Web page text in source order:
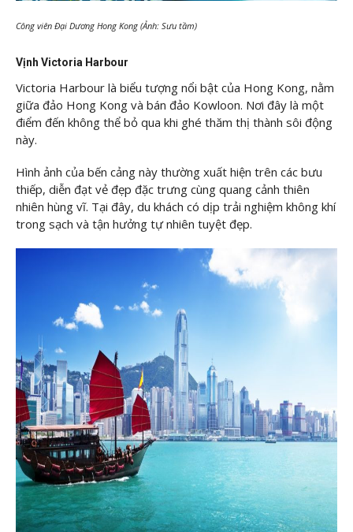
Công viên Đại Dương Hong Kong (Ảnh: Sưu tầm)
Vịnh Victoria Harbour
Victoria Harbour là biểu tượng nổi bật của Hong Kong, nằm
giữa đảo Hong Kong và bán đảo Kowloon. Nơi đây là một
điểm đến không thể bỏ qua khi ghé thăm thị thành sôi động
này.
Hình ảnh của bến cảng này thường xuất hiện trên các bưu
thiếp, diễn đạt vẻ đẹp đặc trưng cùng quang cảnh thiên
nhiên hùng vĩ. Tại đây, du khách có dịp trải nghiệm không khí
trong sạch và tận hưởng tự nhiên tuyệt đẹp.